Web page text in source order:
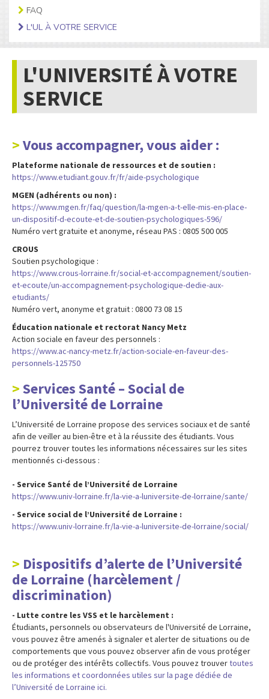
FAQ
L'UL À VOTRE SERVICE
L'UNIVERSITÉ À VOTRE
SERVICE
Vous accompagner, vous aider :
Plateforme nationale de ressources et de soutien :
https://www.etudiant.gouv.fr/fr/aide-psychologique
MGEN (adhérents ou non) :
https://www.mgen.fr/faq/question/la-mgen-a-t-elle-mis-en-place-
un-dispositif-d-ecoute-et-de-soutien-psychologiques-596/
Numéro vert gratuite et anonyme, réseau PAS : 0805 500 005
CROUS
Soutien psychologique :
https://www.crous-lorraine.fr/social-et-accompagnement/soutien-
et-ecoute/un-accompagnement-psychologique-dedie-aux-
etudiants/
Numéro vert, anonyme et gratuit : 0800 73 08 15
Éducation nationale et rectorat Nancy Metz
Action sociale en faveur des personnels :
https://www.ac-nancy-metz.fr/action-sociale-en-faveur-des-
personnels-125750
Services Santé – Socialde
l’Université de Lorraine
L’Université de Lorraine propose des services sociaux et de santé
afin de veiller au bien-être et à la réussite des étudiants. Vous
pourrez trouver toutes les informations nécessaires sur les sites
mentionnés ci-dessous :
- Service Santé de l’Université de Lorraine
https://www.univ-lorraine.fr/la-vie-a-luniversite-de-lorraine/sante/
- Service social de l’Université de Lorraine :
https://www.univ-lorraine.fr/la-vie-a-luniversite-de-lorraine/social/
Dispositifs d’alerte de l’Université
de Lorraine (harcèlement /
discrimination)
- Lutte contre les VSS et le harcèlement :
Étudiants, personnels ou observateurs de l'Université de Lorraine,
vous pouvez être amenés à signaler et alerter de situations ou de
comportements que vous pouvez observer afin de vous protéger
ou de protéger des intérêts collectifs. Vous pouvez trouvertoutes
les informations et coordonnées utiles sur la page dédiée de
l’Université de Lorraine ici.